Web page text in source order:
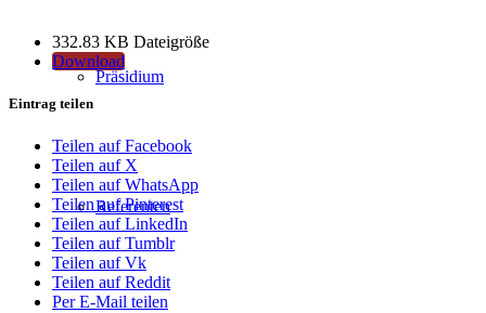
Präsidium
Referenten
332.83 KB Dateigröße
Download
Eintrag teilen
Teilen auf Facebook
Teilen auf X
Teilen auf WhatsApp
Teilen auf Pinterest
Teilen auf LinkedIn
Teilen auf Tumblr
Teilen auf Vk
Teilen auf Reddit
Per E-Mail teilen